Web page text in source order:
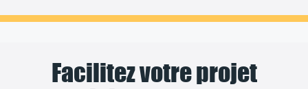
Facilitez votre projet